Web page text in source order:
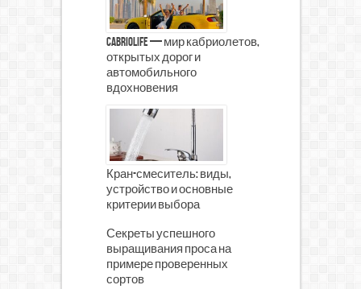
CabrioLife — мир кабриолетов,
открытых дорог и
автомобильного
вдохновения
Кран-смеситель: виды,
устройство и основные
критерии выбора
Секреты успешного
выращивания проса на
примере проверенных
сортов